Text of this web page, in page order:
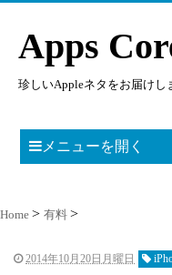
Apps
珍しいAppleネタをお届けし
メニューを開く
Home 有料
2014年10月20日月曜日